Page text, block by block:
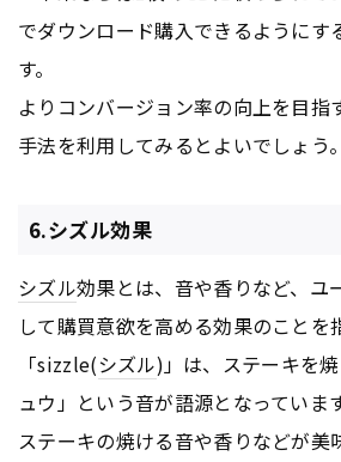
でダウンロード購入できるようにす
す。
よりコンバージョン率の向上を目指
手法を利用してみるとよいでしょう。
6.シズル効果
シズル効果とは、音や香りなど、ユ
して購買意欲を高める効果のことを
「sizzle(シズル)」は、ステーキを
ュウ」という音が語源となっています
ステーキの焼ける音や香りなどが美